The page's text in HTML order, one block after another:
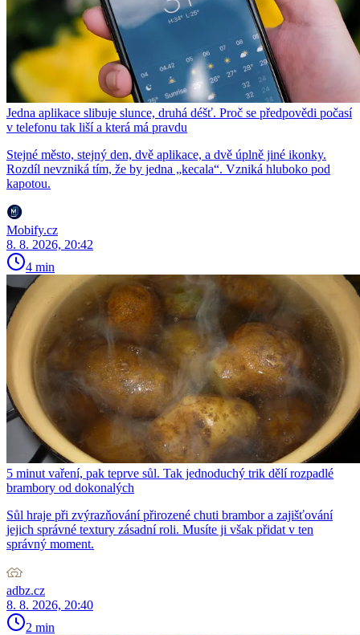
Jedna aplikace slibuje slunce, druhá déšť. Proč se předpovědi počasí
v telefonu tak liší a která má pravdu
Stejné město, stejný den, dvě aplikace, a dvě úplně jiné ikonky.
Rozdíl nevzniká tím, že by jedna „kecala“. Vzniká hluboko pod
kapotou.
Mobify.cz
8. 8. 2026, 20:42
4 min
5 minut vaření, pak teprve sůl. Tak jednoduchý trik dělí rozpadlé
brambory od dokonalých
Sůl hraje při zvýrazňování přirozené chuti brambor a zajišťování
jejich správné textury zásadní roli. Musíte ji však přidat v ten
správný moment.
adbz.cz
8. 8. 2026, 20:40
2 min